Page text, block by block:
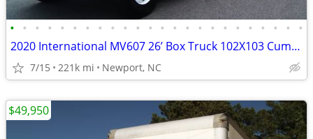
• • • • • • • • • • • • • • • • • • • • • • • •
2020 International MV607 26’ Box Truck 102X103 Cummins 842
7/15 221k mi Newport, NC
$49,950